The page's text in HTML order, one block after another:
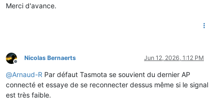
Merci d'avance.
Offline
Nicolas Bernaerts Jun 12, 2026, 1:12 PM
@Arnaud-R Par défaut Tasmota se souvient du dernier AP
connecté et essaye de se reconnecter dessus même si le signal
est très faible.